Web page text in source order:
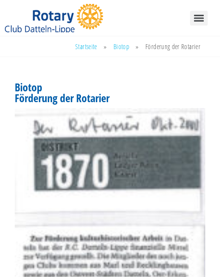
Startseite » Biotop » Förderung der Rotarier
Biotop
Förderung der Rotarier